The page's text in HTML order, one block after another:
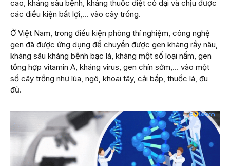
cao, kháng sâu bệnh, kháng thuốc diệt cỏ dại và chịu được
các điều kiện bất lợi,… vào cây trồng.
Ở Việt Nam, trong điều kiện phòng thí nghiệm, công nghệ
gen đã được ứng dụng để chuyển được gen kháng rầy nâu,
kháng sâu kháng bệnh bạc lá, kháng một số loại nấm, gen
tổng hợp vitamin A, kháng virus, gen chín sớm,… vào một
số cây trồng như lúa, ngô, khoai tây, cải bắp, thuốc lá, đu
đủ.